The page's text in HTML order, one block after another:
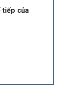
tiếp của